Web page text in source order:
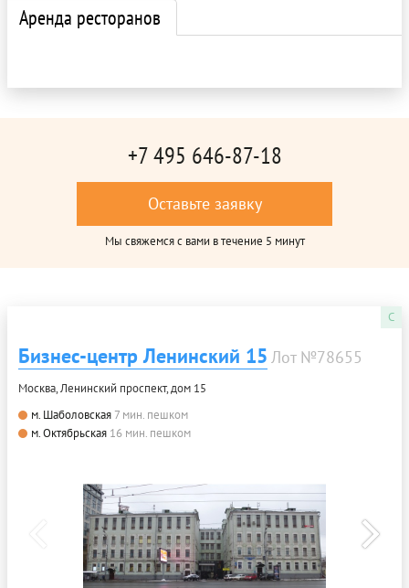
Аренда ресторанов
+7 495 646-87-18
Оставьте заявку
Мы свяжемся с вами в течение 5 минут
C
Бизнес-центр Ленинский 15 Лот №78655
Москва, Ленинский проспект, дом 15
м. Шаболовская 7 мин. пешком
м. Октябрьская 16 мин. пешком